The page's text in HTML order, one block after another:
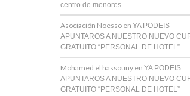
centro de menores
Asociación Noesso enYA PODEIS
APUNTAROS A NUESTRO NUEVO
GRATUITO “PERSONAL DE HOTEL”
Mohamed el hassouny enYA PODEIS
APUNTAROS A NUESTRO NUEVO
GRATUITO “PERSONAL DE HOTEL”